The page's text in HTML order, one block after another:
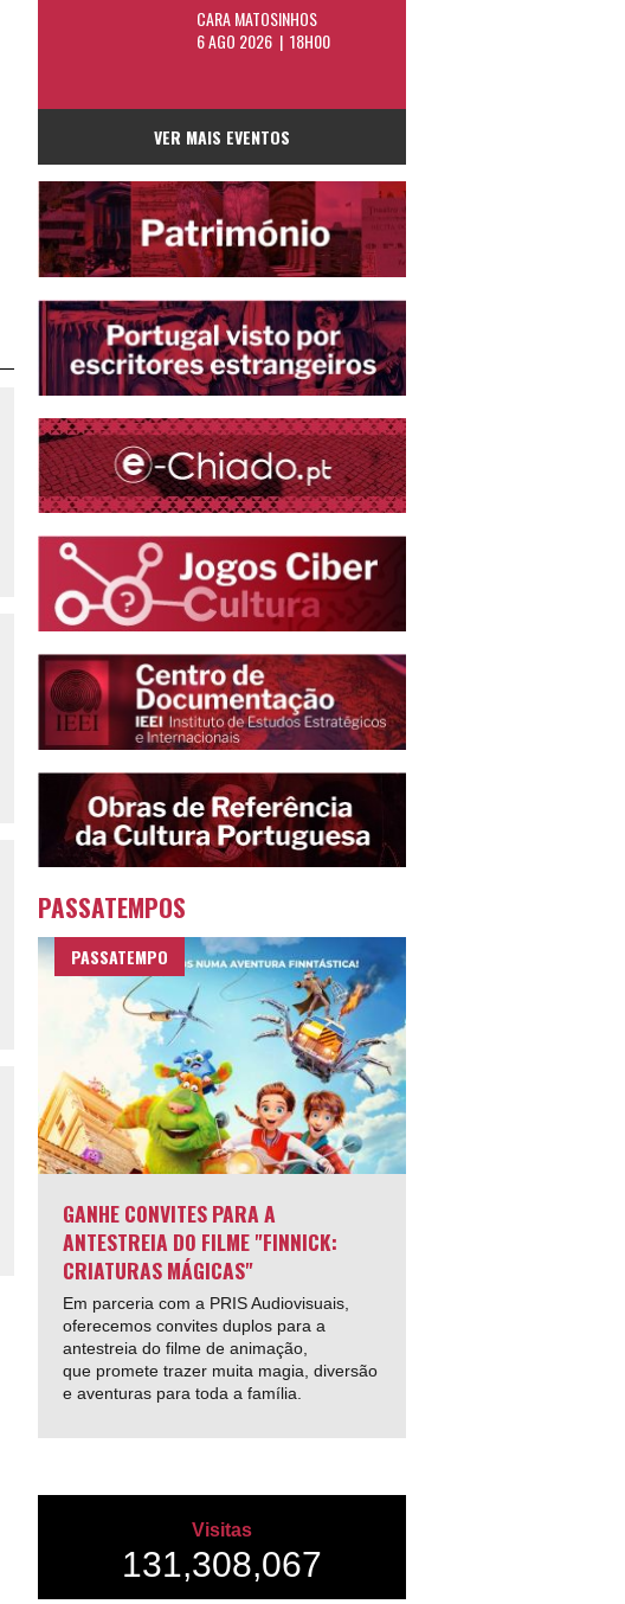
CARA MATOSINHOS
6 AGO 2026 | 18H00
VER MAIS EVENTOS
PASSATEMPOS
PASSATEMPO
GANHE CONVITES PARA A
ANTESTREIA DO FILME "FINNICK:
CRIATURAS MÁGICAS"
Em parceria com a PRIS Audiovisuais,
oferecemos convites duplos para a
antestreia do filme de animação,
que promete trazer muita magia, diversão
e aventuras para toda a família.
Visitas
131,308,067